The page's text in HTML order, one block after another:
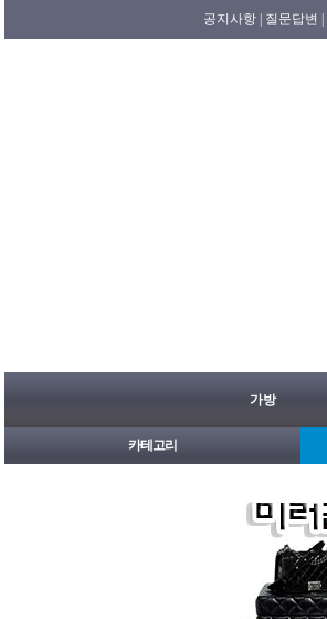
공지사항 | 질문답변 |
가방
카테고리